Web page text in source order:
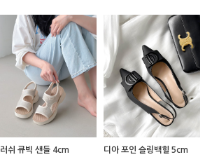
러쉬 큐빅 샌들 4cm
디아 포인 슬링백힐 5cm